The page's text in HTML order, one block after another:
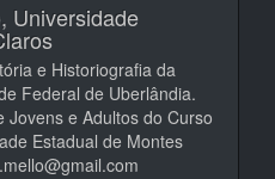
Universidade
e Historiografia da
Federal de Uberlândia.
Jovens e Adultos do Curso
Estadual de Montes